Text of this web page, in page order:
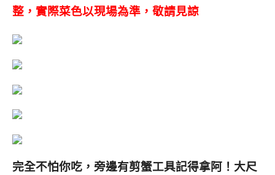
整，實際菜色以現場為準，敬請見諒
完全不怕你吃，旁邊有剪蟹工具記得拿阿！大尺